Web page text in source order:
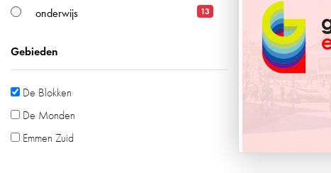
onderwijs 13
Gebieden
De Blokken
De Monden
Emmen Zuid